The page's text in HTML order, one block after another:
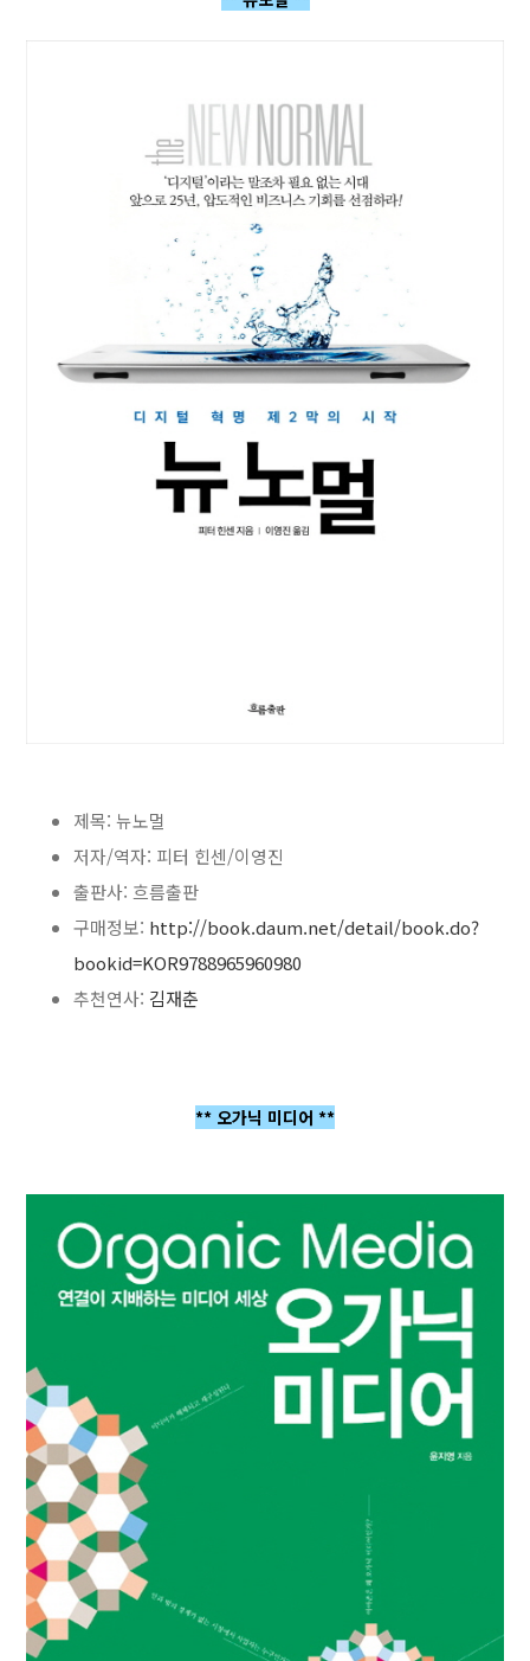
제목: 뉴노멀
저자/역자: 피터 힌센/이영진
출판사: 흐름출판
구매정보: http://book.daum.net/detail/book.do?
bookid=KOR9788965960980
추천연사: 김재춘
** 오가닉 미디어 **